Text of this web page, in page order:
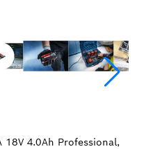
4.0Ah Professional,